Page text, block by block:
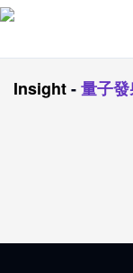
Insight-量子